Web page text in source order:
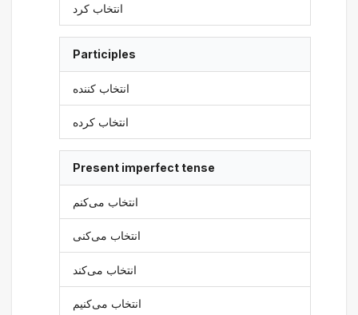
انتخاب کرد
Participles
انتخاب کننده
انتخاب کرده
Present imperfect tense
انتخاب می‌کنم
انتخاب می‌کنی
انتخاب می‌کند
انتخاب می‌کنیم